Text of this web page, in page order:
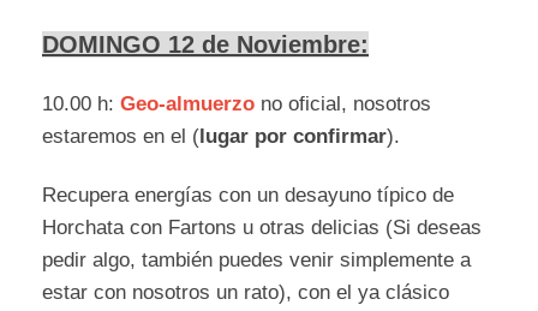
DOMINGO 12 de Noviembre:
10.00 h: Geo-almuerzo no oficial, nosotros
estaremos en el (lugar por confirmar).
Recupera energías con un desayuno típico de
Horchata con Fartons u otras delicias (Si deseas
pedir algo, también puedes venir simplemente a
estar con nosotros un rato), con el ya clásico